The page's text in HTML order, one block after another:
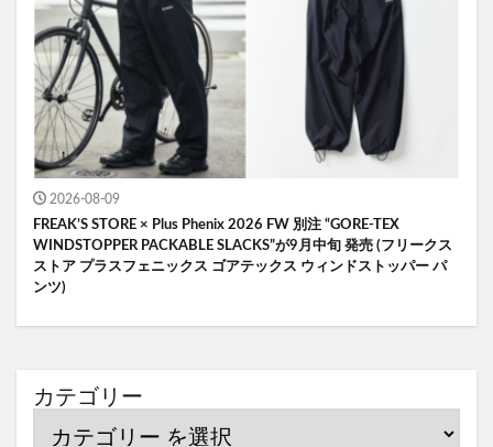
2026-08-09
FREAK’S STORE × Plus Phenix 2026 FW 別注 “GORE-TEX
WINDSTOPPER PACKABLE SLACKS”が9月中旬 発売 (フリークス
ストア プラスフェニックス ゴアテックス ウィンドストッパー パ
ンツ)
カテゴリー